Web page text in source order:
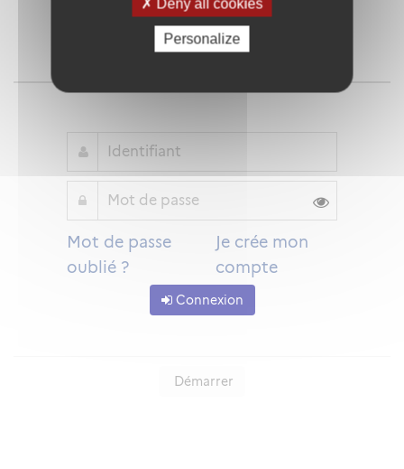
Deny all cookies
Personalize
Qu'est-ce que FranceConnect ?
Mot de passe
oublié ?
Je crée mon
compte
Connexion
Démarrer